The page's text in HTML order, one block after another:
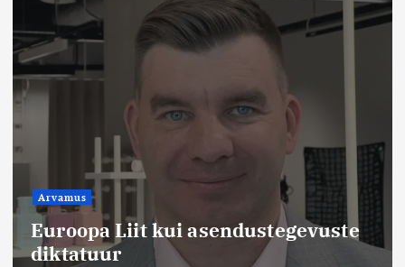
Arvamus
Euroopa Liit kui asendustegevuste
diktatuur